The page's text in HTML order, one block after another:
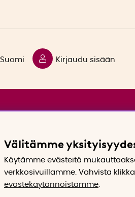
Suomi Kirjaudu sisään
Välitämme
Käytämme evästeitä
verkkosivuillamme. Vahvista
evästekäytännöistämme